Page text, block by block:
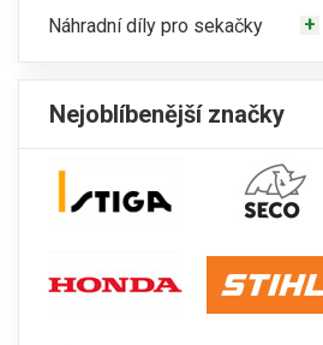
Náhradní díly pro sekačky
Nejoblíbenější značky